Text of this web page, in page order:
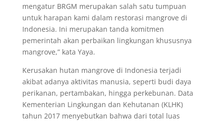
mengatur BRGM merupakan salah satu tumpuan
untuk harapan kami dalam restorasi mangrove di
Indonesia. Ini merupakan tanda komitmen
pemerintah akan perbaikan lingkungan khususnya
mangrove,” kata Yaya.
Kerusakan hutan mangrove di Indonesia terjadi
akibat adanya aktivitas manusia, seperti budi daya
perikanan, pertambakan, hingga perkebunan. Data
Kementerian Lingkungan dan Kehutanan (KLHK)
tahun 2017 menyebutkan bahwa dari total luas